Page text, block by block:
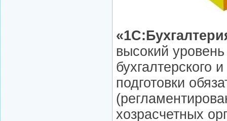
высокий
бухгалтерского
подготовки
хозрасчетных